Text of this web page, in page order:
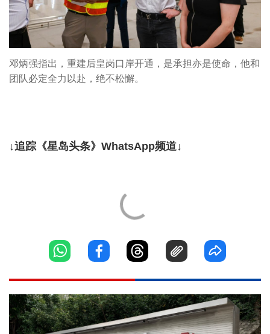
邓炳强指出，重建后皇岗口岸开通，是承担亦是使命，他和
团队必定全力以赴，绝不松懈。
↓追踪《星岛头条》WhatsApp频道↓